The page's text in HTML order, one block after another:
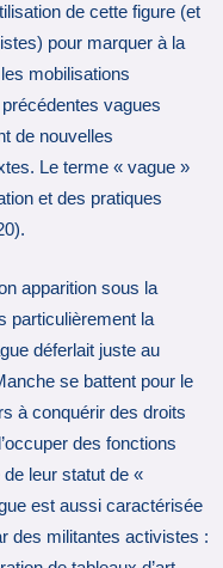
de cette figure (et
pour marquer à la
mobilisations
vagues
de nouvelles
Le terme « vague »
et des pratiques
apparition sous la
particulièrement la
déferlait juste au
se battent pour le
à conquérir des droits
des fonctions
de leur statut de «
est aussi caractérisée
des militantes activistes :